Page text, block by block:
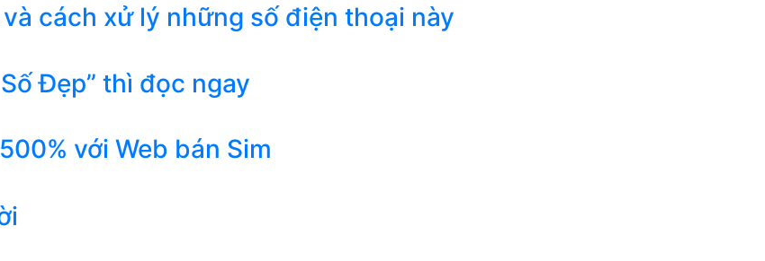
cách xử lý những số điện thoại này
Đẹp” thì đọc ngay
với Web bán Sim